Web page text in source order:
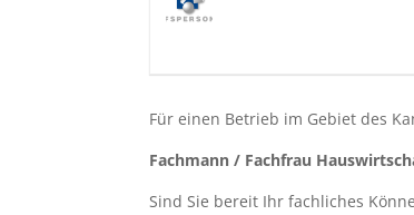
Für einen Betrieb im Gebiet des
Fachmann / Fachfrau
Sind Sie bereit Ihr fachliches